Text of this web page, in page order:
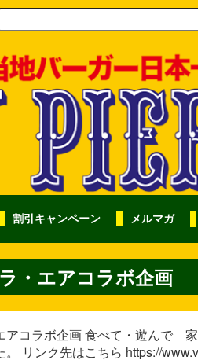
割引キャンペーン メルマガ
・エアコラボ企画
アコラボ企画 食べて・遊んで
。 リンク先はこちら https://